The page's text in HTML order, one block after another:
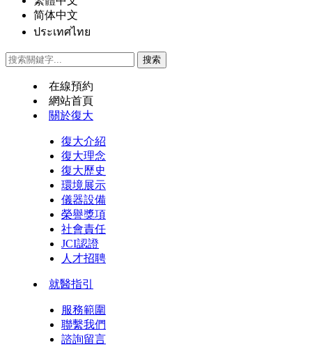
简体中文
ประเทศไทย
在線預約
網站首頁
關於復大
復大介紹
復大理念
復大歷史
環境展示
儀器設備
榮譽獎項
社會責任
JCI認證
人才招聘
就醫指引
服務範圍
聯繫我們
諮詢留言